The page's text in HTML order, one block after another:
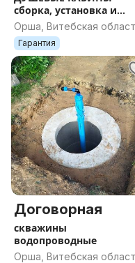
сборка, установка и
подключение
Орша, Витебская
Гарантия
Договорная
скважины
водопроводные
Орша, Витебская